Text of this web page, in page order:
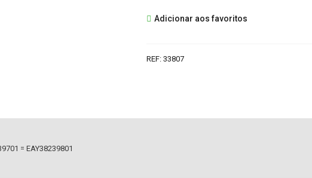
FONTE
Adicionar aos favoritos
REF: 33807
= EAY38239801